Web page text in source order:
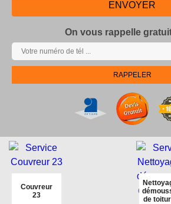
On vous rappelle
Couvreur
23
de